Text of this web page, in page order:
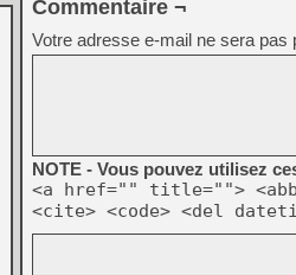
Commentaire ¬
Votre adresse e-mail ne sera pas
NOTE - Vous pouvez utilisez
<a href="" title="">
<cite> <code> <del